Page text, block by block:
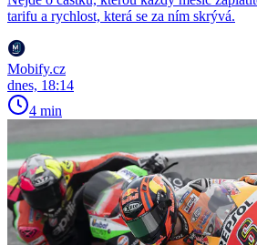
tarifu a rychlost, která se za ním skrývá.
Mobify.cz
dnes, 18:14
4 min